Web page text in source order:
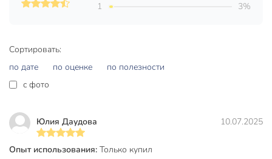
5 x 13 x 32 см
Сортировать:
по дате
по оценке
по полезности
c фото
Юлия Даудова 10.07.2025
Опыт использования: Только купил
1
3%